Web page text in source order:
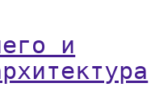
и